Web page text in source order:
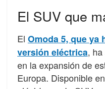
El SUV que
El Omoda 5, que ya
versión eléctrica,
en la expansión de
Europa. Disponible